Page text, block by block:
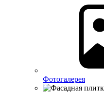
Фотогалерея